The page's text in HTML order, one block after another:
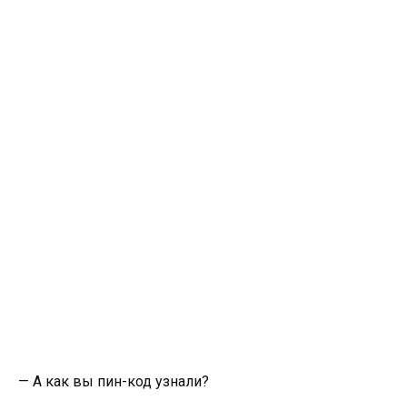
— А как вы пин-код узнали?